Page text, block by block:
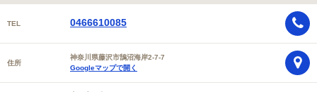
TEL 0466610085
住所
神奈川県藤沢市鵠沼海岸2-7-7
Googleマップで開く